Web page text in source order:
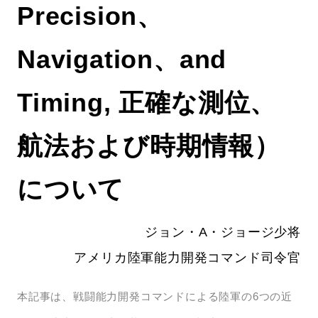
Precision、
Navigation、and
Timing, 正確な測位、
航法および時期情報）
について
ジョン・A・ジョージ少将
アメリカ陸軍能力開発コマンド司令官
本記事は、戦闘能力開発コマンドによる陸軍の6つの近